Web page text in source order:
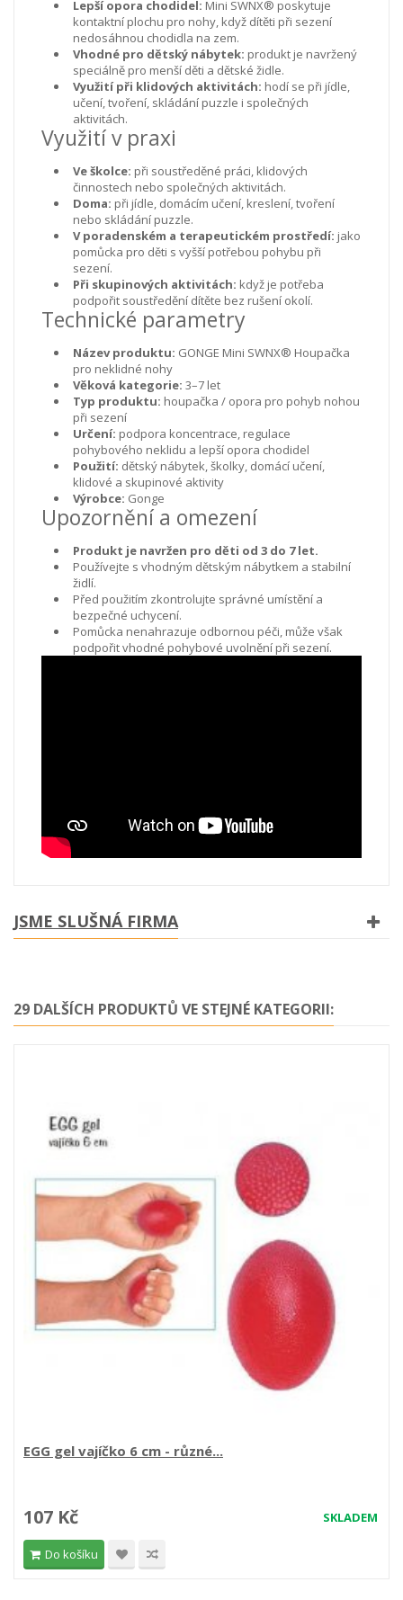
Lepší opora chodidel: Mini SWNX® poskytuje
kontaktní plochu pro nohy, když dítěti při sezení
nedosáhnou chodidla na zem.
Vhodné pro dětský nábytek: produkt je navržený
speciálně pro menší děti a dětské židle.
Využití při klidových aktivitách: hodí se při jídle,
učení, tvoření, skládání puzzle i společných
aktivitách.
Využití v praxi
Ve školce: při soustředěné práci, klidových
činnostech nebo společných aktivitách.
Doma: při jídle, domácím učení, kreslení, tvoření
nebo skládání puzzle.
V poradenském a terapeutickém prostředí: jako
pomůcka pro děti s vyšší potřebou pohybu při
sezení.
Při skupinových aktivitách: když je potřeba
podpořit soustředění dítěte bez rušení okolí.
Technické parametry
Název produktu: GONGE Mini SWNX® Houpačka
pro neklidné nohy
Věková kategorie: 3–7 let
Typ produktu: houpačka / opora pro pohyb nohou
při sezení
Určení: podpora koncentrace, regulace
pohybového neklidu a lepší opora chodidel
Použití: dětský nábytek, školky, domácí učení,
klidové a skupinové aktivity
Výrobce: Gonge
Upozornění a omezení
Produkt je navržen pro děti od 3 do 7 let.
Používejte s vhodným dětským nábytkem a stabilní
židlí.
Před použitím zkontrolujte správné umístění a
bezpečné uchycení.
Pomůcka nenahrazuje odbornou péči, může však
podpořit vhodné pohybové uvolnění při sezení.
JSME SLUŠNÁ FIRMA
29 DALŠÍCH PRODUKTŮ VE STEJNÉ KATEGORII:
EGG gel vajíčko 6 cm - různé...
SKLADEM
107 Kč
Do košíku